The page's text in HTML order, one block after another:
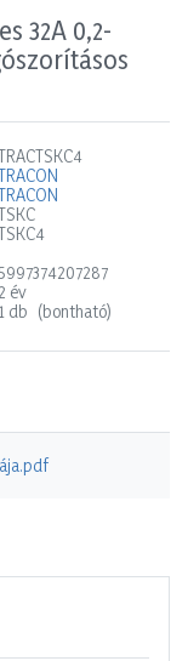
32A 0,2-
5997374207287
2 év
1 db (bontható)